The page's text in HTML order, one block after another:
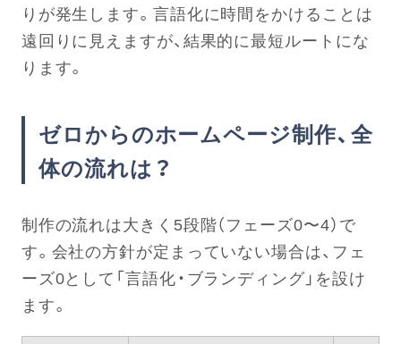
りが発生します。言語化に時間をかけることは
遠回りに見えますが、結果的に最短ルートにな
ります。
ゼロからのホームページ制作、全
体の流れは？
制作の流れは大きく5段階（フェーズ0〜4）で
す。会社の方針が定まっていない場合は、フェ
ーズ0として「言語化・ブランディング」を設け
ます。